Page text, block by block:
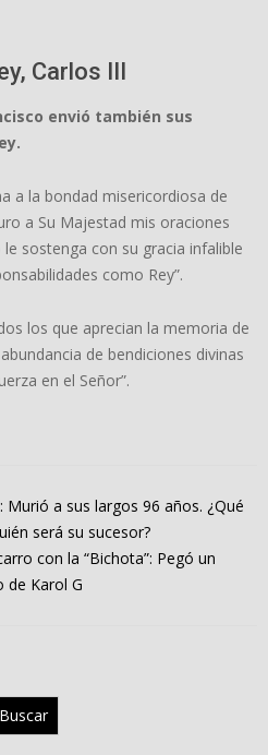
Carlos III
envió también sus
a la bondad misericordiosa de
a Su Majestad mis oraciones
sostenga con su gracia infalible
como Rey”.
los que aprecian la memoria de
de bendiciones divinas
en el Señor”.
Murió a sus largos 96 años. ¿Qué
será su sucesor?
con la “Bichota”: Pegó un
de Karol G
Buscar